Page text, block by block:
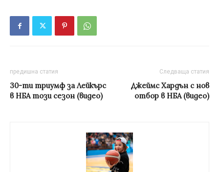
предишна статия
30-ти триумф за Лейкърс
в НБА този сезон (видео)
Следваща статия
Джеймс Хардън с нов
отбор в НБА (видео)